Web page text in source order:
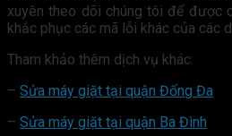
xuyên theo dõi chúng tôi để được
khắc phục các mã lỗi khác của các
Tham khảo thêm dịch vụ khác:
– Sửa máy giặt tại quận Đống Đa
– Sửa máy giặt tại quận Ba Đình